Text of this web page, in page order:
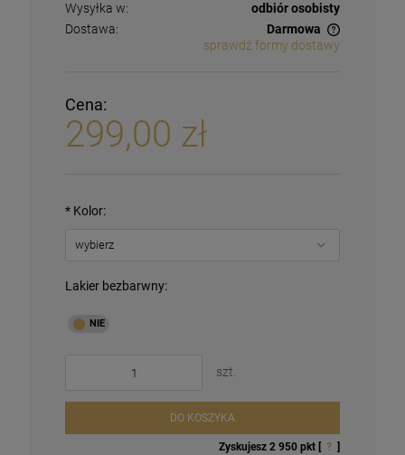
Wysyłka w:
odbiór osobisty
Dostawa:
Darmowa
sprawdź formy dostawy
Cena:
299,00 zł
* Kolor:
Lakier bezbarwny:
szt.
DO KOSZYKA
Zyskujesz 2 950 pkt [ ? ]